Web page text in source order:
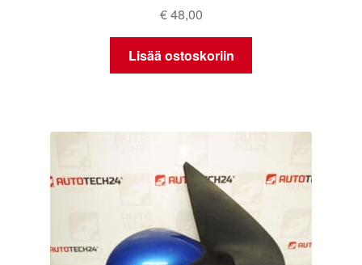
€48,00
Lisää ostoskoriin